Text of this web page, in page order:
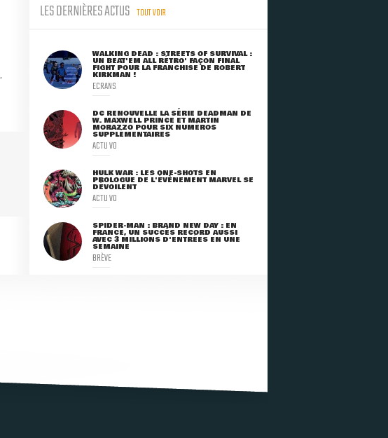
LES DERNIÈRES ACTUS TOUT VOIR
WALKING DEAD : STREETS OF SURVIVAL :
UN BEAT'EM ALL RÉTRO' FAÇON FINAL
FIGHT POUR LA FRANCHISE DE ROBERT
KIRKMAN !
ECRANS
DC RENOUVELLE LA SÉRIE DEADMAN DE
W. MAXWELL PRINCE ET MARTIN
MORAZZO POUR SIX NUMÉROS
SUPPLÉMENTAIRES
ACTU VO
HULK WAR : LES ONE-SHOTS EN
PROLOGUE DE L'ÉVÈNEMENT MARVEL SE
DÉVOILENT
ACTU VO
SPIDER-MAN : BRAND NEW DAY : EN
FRANCE, UN SUCCÈS RECORD AUSSI
AVEC 3 MILLIONS D'ENTRÉES EN UNE
SEMAINE
BRÈVE